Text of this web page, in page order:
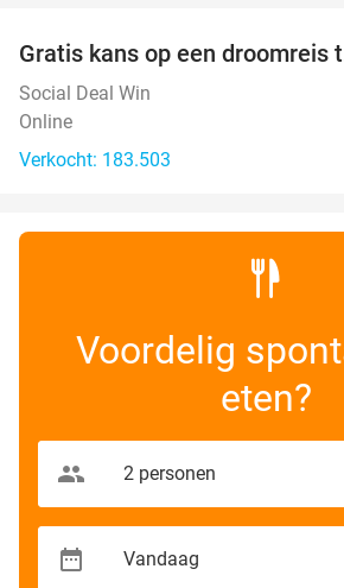
Gratis kans op een droomreis
Social Deal Win
Online
Verkocht: 183.503
Voordelig
eten?